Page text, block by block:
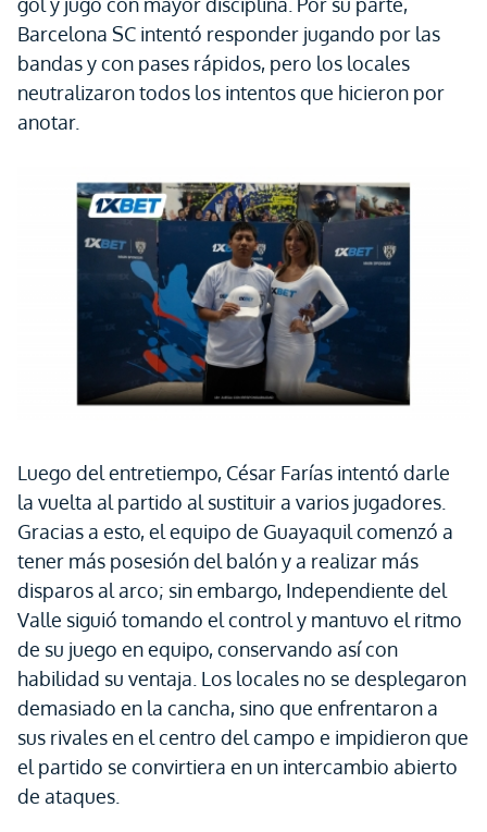
Barcelona SC intentó responder jugando por las
bandas y con pases rápidos, pero los locales
neutralizaron todos los intentos que hicieron por
anotar.
Luego del entretiempo, César Farías intentó darle
la vuelta al partido al sustituir a varios jugadores.
Gracias a esto, el equipo de Guayaquil comenzó a
tener más posesión del balón y a realizar más
disparos al arco; sin embargo, Independiente del
Valle siguió tomando el control y mantuvo el ritmo
de su juego en equipo, conservando así con
habilidad su ventaja. Los locales no se desplegaron
demasiado en la cancha, sino que enfrentaron a
sus rivales en el centro del campo e impidieron que
el partido se convirtiera en un intercambio abierto
de ataques.